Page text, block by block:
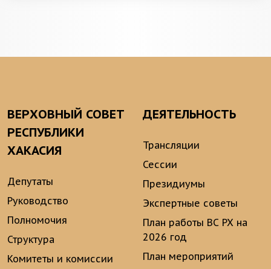
ВЕРХОВНЫЙ СОВЕТ
РЕСПУБЛИКИ
ХАКАСИЯ
Депутаты
Руководство
Полномочия
Структура
Комитеты и комиссии
ДЕЯТЕЛЬНОСТЬ
Трансляции
Сессии
Президиумы
Экспертные советы
План работы ВС РХ на
2026 год
План мероприятий